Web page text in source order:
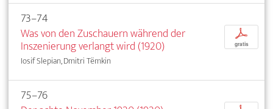
73–74
Was von den Zuschauern während der
Inszenierung verlangt wird (1920)
Iosif Slepian, Dmitri Tëmkin
p
gratis
75–76